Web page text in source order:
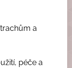
a
péče a